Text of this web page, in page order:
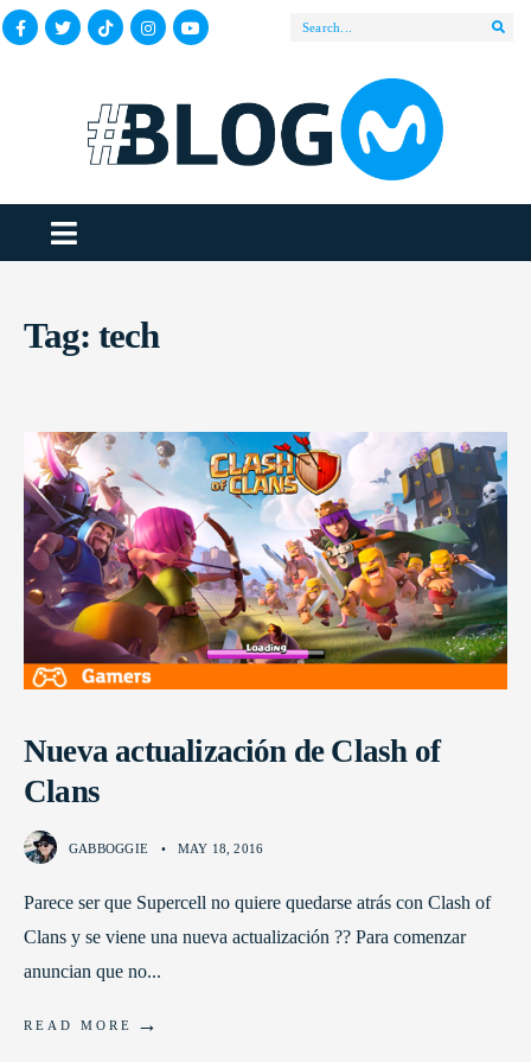
Tag: tech
Nueva actualización de Clash of
Clans
GABBOGGIE • MAY 18, 2016
Parece ser que Supercell no quiere quedarse atrás con Clash of
Clans y se viene una nueva actualización ?? Para comenzar
anuncian que no...
READ MORE →